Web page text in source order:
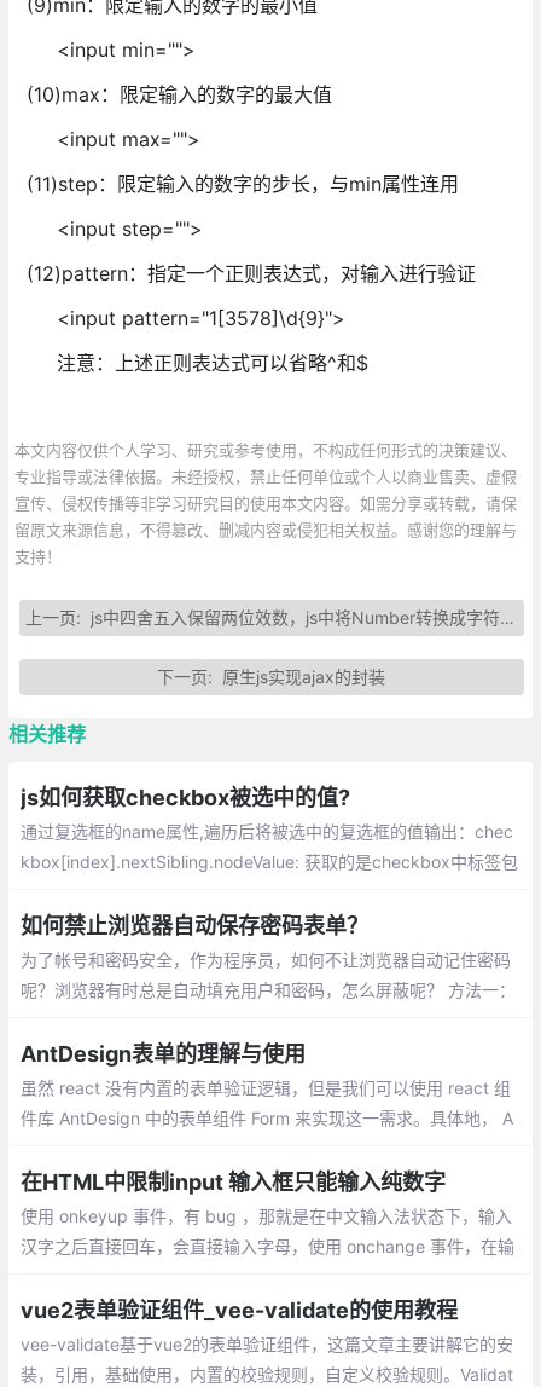
<input min="">
(10)max：限定输入的数字的最大值
<input max="">
(11)step：限定输入的数字的步长，与min属性连用
<input step="">
(12)pattern：指定一个正则表达式，对输入进行验证
<input pattern="1[3578]\d{9}">
注意：上述正则表达式可以省略^和$
本文内容仅供个人学习、研究或参考使用，不构成任何形式的决策建议、
专业指导或法律依据。未经授权，禁止任何单位或个人以商业售卖、虚假
宣传、侵权传播等非学习研究目的使用本文内容。如需分享或转载，请保
留原文来源信息，不得篡改、删减内容或侵犯相关权益。感谢您的理解与
支持！
上一页: js中四舍五入保留两位效数，js中将Number转换成字符类型
下一页: 原生js实现ajax的封装
相关推荐
js如何获取checkbox被选中的值?
通过复选框的name属性,遍历后将被选中的复选框的值输出：chec
kbox[index].nextSibling.nodeValue: 获取的是checkbox中标签包
数组
如何禁止浏览器自动保存密码表单？
为了帐号和密码安全，作为程序员，如何不让浏览器自动记住密码
呢？浏览器有时总是自动填充用户和密码，怎么屏蔽呢？ 方法一：
改变输入框格式为密码框
AntDesign表单的理解与使用
虽然 react 没有内置的表单验证逻辑，但是我们可以使用 react 组
件库 AntDesign 中的表单组件 Form 来实现这一需求。具体地， A
输入控制的容器）配合使用：
在HTML中限制input 输入框只能输入纯数字
使用 onkeyup 事件，有 bug ，那就是在中文输入法状态下，输入
汉字之后直接回车，会直接输入字母，使用 onchange 事件，在输
就做出响应，使用 oninput 事件，完美的解决了以上两种问题
vue2表单验证组件_vee-validate的使用教程
vee-validate基于vue2的表单验证组件，这篇文章主要讲解它的安
装，引用，基础使用，内置的校验规则，自定义校验规则。Validat